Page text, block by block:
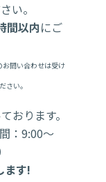
い。
間以内にご
お問い合わせは受け
さい。
おります。
：9:00〜
ます!